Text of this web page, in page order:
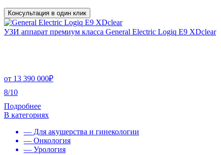
Консультация в один клик
УЗИ аппарат премиум класса General Electric Logiq E9 XDclear
от 13 390 000₽
8/10
Подробнее
В категориях
— Для акушерства и гинекологии
— Онкология
— Урология